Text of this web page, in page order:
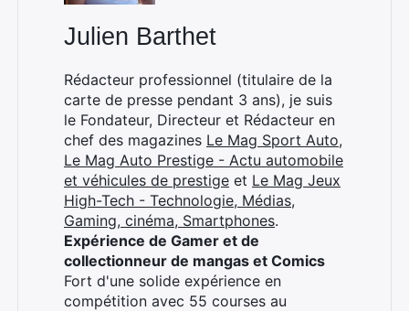
Julien Barthet
Rédacteur professionnel (titulaire de la
carte de presse pendant 3 ans), je suis
le Fondateur, Directeur et Rédacteur en
chef des magazines Le Mag Sport Auto,
Le Mag Auto Prestige - Actu automobile
et véhicules de prestige et Le Mag Jeux
High-Tech - Technologie, Médias,
Gaming, cinéma, Smartphones.
Expérience de Gamer et de
collectionneur de mangas et Comics
Fort d'une solide expérience en
compétition avec 55 courses au